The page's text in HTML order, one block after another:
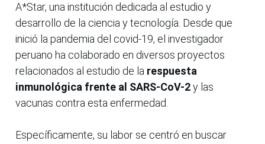
A*Star, una institución dedicada al estudio y
desarrollo de la ciencia y tecnología. Desde que
inició la pandemia del covid-19, el investigador
peruano ha colaborado en diversos proyectos
relacionados al estudio de la respuesta
inmunológica frente al SARS-CoV-2y las
vacunas contra esta enfermedad.
Específicamente, su labor se centró en buscar